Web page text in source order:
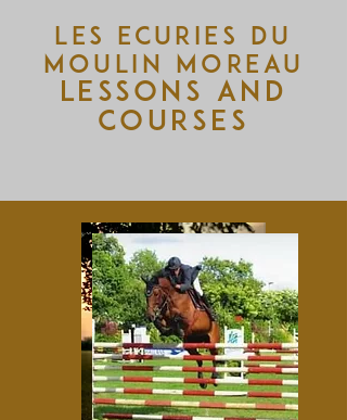
lES ECURIES DU
MOULIN MOREAU
LESSONS and
courses